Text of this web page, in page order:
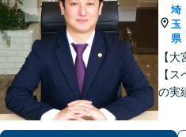
埼
玉
県
【
【
の実